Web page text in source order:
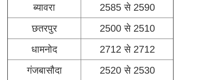
ब्यावरा
2585 से 2590
छतरपुर
2500 से 2510
धामनोद
2712 से 2712
गंजबासौदा
2520 से 2530